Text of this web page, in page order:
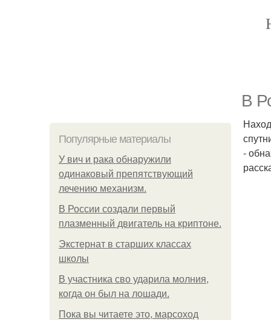
В
Популярные материалы
У вич и рака обнаружили
одинаковый препятствующий
лечению механизм.
В России создали первый
плазменный двигатель на криптоне.
Экстернат в старших классах
школы
В участника сво ударила молния,
когда он был на лошади.
Пока вы читаете это, марсоход
-